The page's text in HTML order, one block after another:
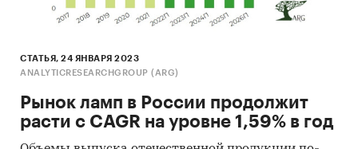
СТАТЬЯ, 24 ЯНВАРЯ 2023
ANALYTICRESEARCHGROUP (ARG)
Рынок ламп в России продолжит
расти с CAGR на уровне 1,59% в год